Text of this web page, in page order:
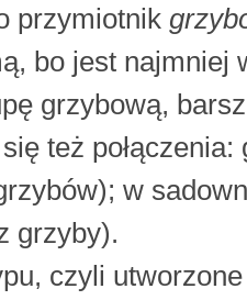
przymiotnik
bo jest
grzybową,
też
w
grzyby).
czyli